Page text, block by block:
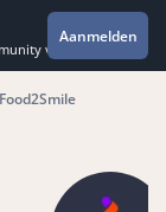
voor de
Aanmelden